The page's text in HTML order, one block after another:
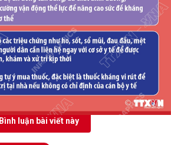
Bình luận bài viết này